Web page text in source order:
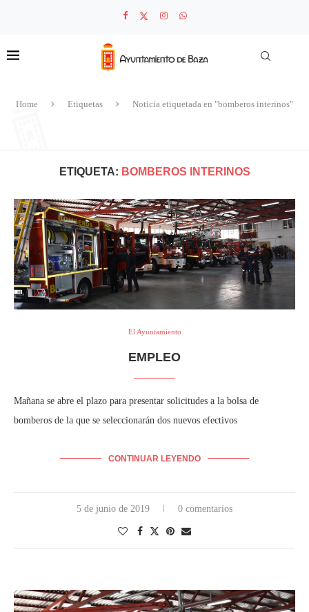
Home Etiquetas Noticia etiquetada en "bomberos interinos"
ETIQUETA: BOMBEROS INTERINOS
El Ayuntamiento
EMPLEO
Mañana se abre el plazo para presentar solicitudes a la bolsa de
bomberos de la que se seleccionarán dos nuevos efectivos
CONTINUAR LEYENDO
5 de junio de 2019 0 comentarios